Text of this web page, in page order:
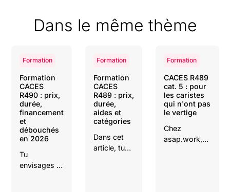
Dans le même thème
Formation
Formation
CACES
R490 : prix,
durée,
financement
et
débouchés
en 2026
Tu
envisages la
Formation
Formation
CACES
R489 : prix,
durée,
aides et
catégories
Dans cet
article, tu
Formation
CACES R489
cat. 5 : pour
les caristes
qui n'ont pas
le vertige
Chez
asap.work,